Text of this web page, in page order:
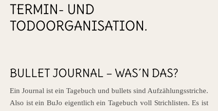
TERMIN- UND
TODOORGANISATION.
BULLET JOURNAL – WAS´N DAS?
Ein Journal ist ein Tagebuch und bullets sind Aufzählungsstriche.
Also ist ein BuJo eigentlich ein Tagebuch voll Strichlisten. Es ist